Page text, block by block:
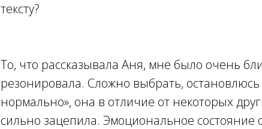
тексту?
То, что рассказывала Аня, мне было очень
резонировала. Сложно выбрать,
нормально», она в отличие от некоторых
сильно зацепила. Эмоциональное состояние